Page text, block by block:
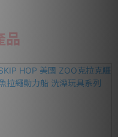
品